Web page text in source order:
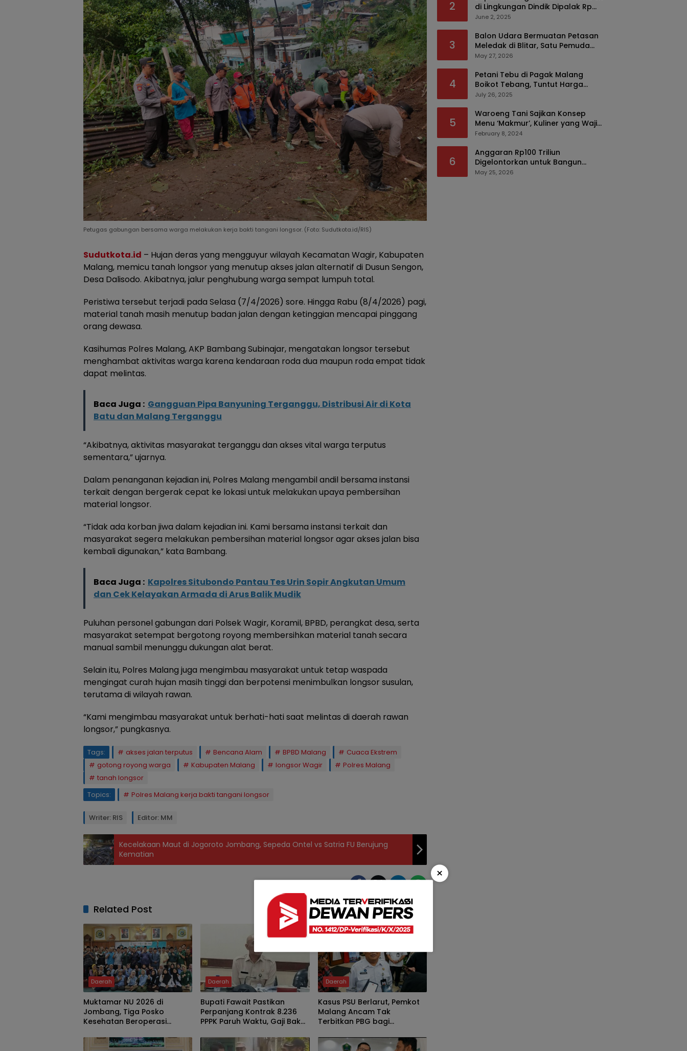
Petugas gabungan bersama warga melakukan kerja bakti tangani longsor. (Foto: Sudutkota.id/RIS)
Sudutkota.id – Hujan deras yang mengguyur wilayah Kecamatan Wagir, Kabupaten
Malang, memicu tanah longsor yang menutup akses jalan alternatif di Dusun Sengon,
Desa Dalisodo. Akibatnya, jalur penghubung warga sempat lumpuh total.
Peristiwa tersebut terjadi pada Selasa (7/4/2026) sore. Hingga Rabu (8/4/2026) pagi,
material tanah masih menutup badan jalan dengan ketinggian mencapai pinggang
orang dewasa.
Kasihumas Polres Malang, AKP Bambang Subinajar, mengatakan longsor tersebut
menghambat aktivitas warga karena kendaraan roda dua maupun roda empat tidak
dapat melintas.
Baca Juga : Gangguan Pipa Banyuning Terganggu, Distribusi Air di Kota
Batu dan Malang Terganggu
“Akibatnya, aktivitas masyarakat terganggu dan akses vital warga terputus
sementara,” ujarnya.
Dalam penanganan kejadian ini, Polres Malang mengambil andil bersama instansi
terkait dengan bergerak cepat ke lokasi untuk melakukan upaya pembersihan
material longsor.
“Tidak ada korban jiwa dalam kejadian ini. Kami bersama instansi terkait dan
masyarakat segera melakukan pembersihan material longsor agar akses jalan bisa
kembali digunakan,” kata Bambang.
Baca Juga : Kapolres Situbondo Pantau Tes Urin Sopir Angkutan Umum
dan Cek Kelayakan Armada di Arus Balik Mudik
Puluhan personel gabungan dari Polsek Wagir, Koramil, BPBD, perangkat desa, serta
masyarakat setempat bergotong royong membersihkan material tanah secara
manual sambil menunggu dukungan alat berat.
Selain itu, Polres Malang juga mengimbau masyarakat untuk tetap waspada
mengingat curah hujan masih tinggi dan berpotensi menimbulkan longsor susulan,
terutama di wilayah rawan.
“Kami mengimbau masyarakat untuk berhati-hati saat melintas di daerah rawan
longsor,” pungkasnya.
Tags: akses jalan terputus Bencana Alam BPBD Malang
Cuaca Ekstrem
gotong royong warga
Kabupaten Malang longsor Wagir
Polres Malang
tanah longsor
Topics:
Polres Malang kerja bakti tangani longsor
Writer: RIS Editor: MM
Kecelakaan Maut di Jogoroto Jombang, Sepeda Ontel vs Satria FU Berujung
Kematian
Related Post
Daerah
Muktamar NU 2026 di
Jombang, Tiga Posko
Kesehatan Beroperasi
Daerah
Bupati Fawait Pastikan
Perpanjang Kontrak 8.236
PPPK Paruh Waktu, Gaji Bakal
Daerah
Kasus PSU Berlarut, Pemkot
Malang Ancam Tak
Terbitkan PBG bagi
2
di Lingkungan Dindik Dipalak Rp
150 Ribu Pakai Modus Tumpengan,
June 2, 2025
3
Balon Udara Bermuatan Petasan
Meledak di Blitar, Satu Pemuda
Tewas dan Dua Anak Luka Serius
May 27, 2026
4
Petani Tebu di Pagak Malang
Boikot Tebang, Tuntut Harga
yang Layak
July 26, 2025
5
Waroeng Tani Sajikan Konsep
Menu ‘Makmur’, Kuliner yang Wajib
Dikunjungi di Malang
February 8, 2024
6
Anggaran Rp100 Triliun
Digelontorkan untuk Bangun
Kembali Sumatra, Hunian Korban
May 25, 2026
×